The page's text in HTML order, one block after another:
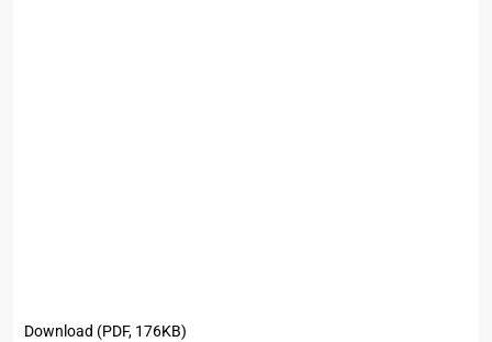
Download (PDF, 176KB)